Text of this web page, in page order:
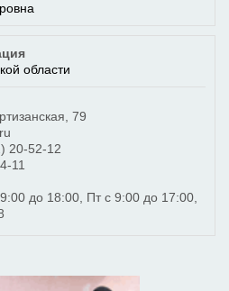
области
79
20-52-12
11
до 18:00, Пт с 9:00 до 17:00,